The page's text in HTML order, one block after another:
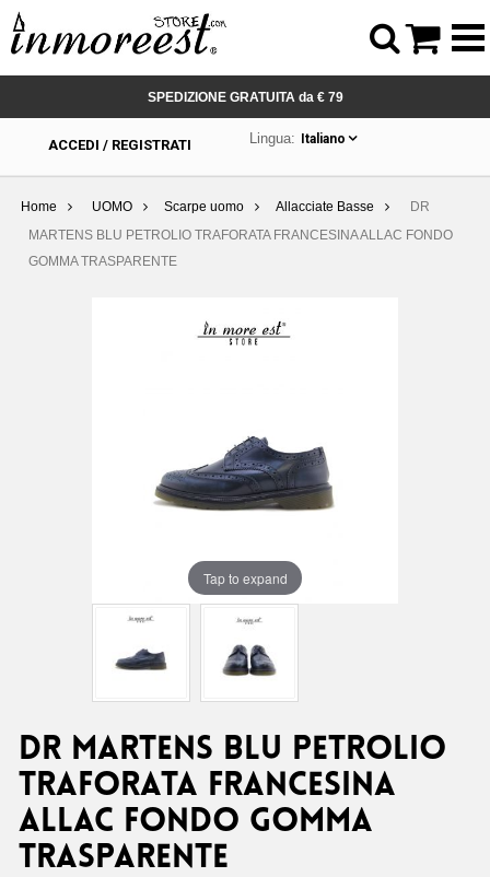
SPEDIZIONE GRATUITA da € 79
ACCEDI / REGISTRATI Lingua: Italiano
Home UOMO Scarpe uomo Allacciate Basse
DR
MARTENS BLU PETROLIO TRAFORATA FRANCESINA ALLAC FONDO
GOMMA TRASPARENTE
Tap to expand
DR MARTENS BLU PETROLIO
TRAFORATA FRANCESINA
ALLAC FONDO GOMMA
TRASPARENTE
 